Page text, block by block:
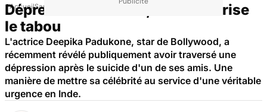
AccueilSanté
Dépression : en Inde, une star brise
le tabou
L'actrice Deepika Padukone, star de Bollywood, a
récemment révélé publiquement avoir traversé une
dépression après le suicide d'un de ses amis. Une
manière de mettre sa célébrité au service d'une véritable
urgence en Inde.